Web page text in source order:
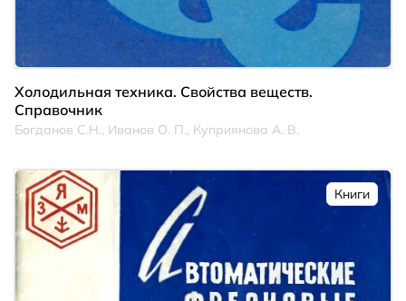
Холодильная техника. Свойства веществ.
Справочник
Богданов С.Н., Иванов О. П., Куприянова А. В.
Книги